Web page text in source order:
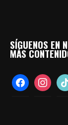
SÍGUENOS EN
MÁS
facebookinstagram